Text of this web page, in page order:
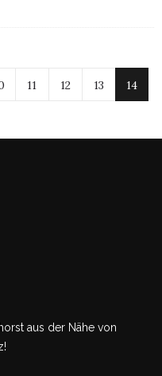
11 12 13 14
aus der Nähe von